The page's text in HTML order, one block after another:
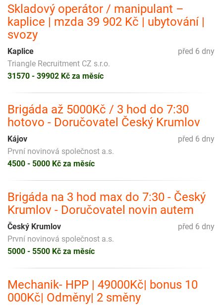
Skladový operátor / manipulant –
kaplice | mzda 39 902 Kč | ubytování |
svozy
před 6 dny
Kaplice
Triangle Recruitment CZ s.r.o.
31570 - 39902 Kč za měsíc
Brigáda až 5000Kč / 3 hod do 7:30
hotovo - Doručovatel Český Krumlov
před 6 dny
Kájov
První novinová společnost a.s.
4500 - 5000 Kč za měsíc
Brigáda na 3 hod max do 7:30 - Český
Krumlov - Doručovatel novin autem
před 6 dny
Český Krumlov
První novinová společnost a.s.
5000 - 5500 Kč za měsíc
Mechanik- HPP | 49000Kč| bonus 10
000Kč| Odměny| 2 směny